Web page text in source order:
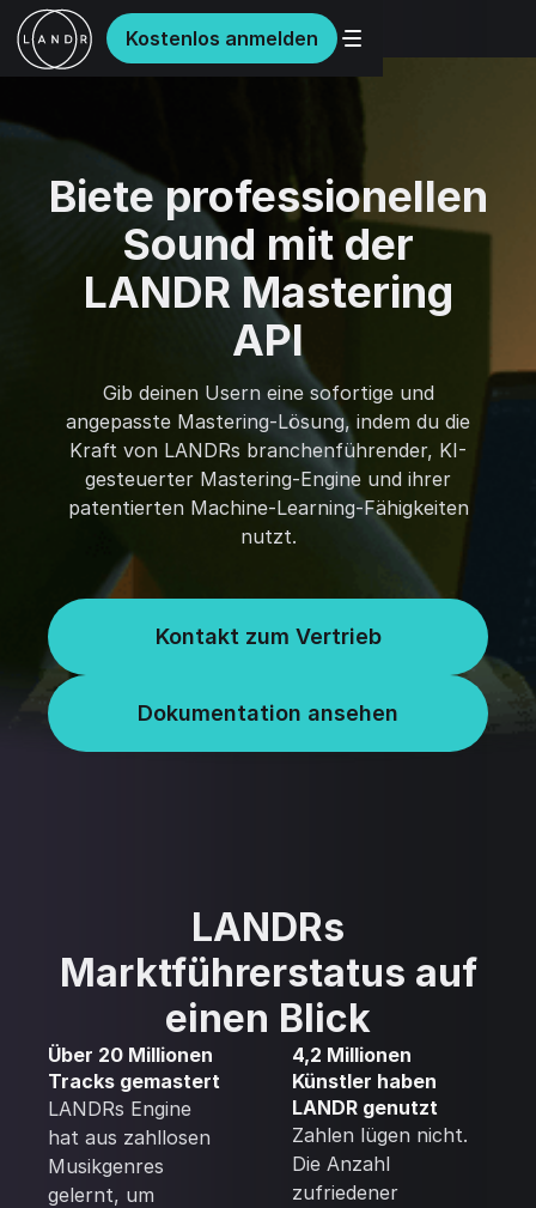
Kostenlos anmelden
Biete professionellen
Sound mit der
LANDR Mastering
API
Gib deinen Usern eine sofortige und
angepasste Mastering-Lösung, indem du die
Kraft von LANDRs branchenführender, KI-
gesteuerter Mastering-Engine und ihrer
patentierten Machine-Learning-Fähigkeiten
nutzt.
Kontakt zum Vertrieb
Dokumentation ansehen
LANDRs
Marktführerstatus auf
einen Blick
Über 20 Millionen
Tracks gemastert
LANDRs Engine
hat aus zahllosen
Musikgenres
gelernt, um
4,2 Millionen
Künstler haben
LANDR genutzt
Zahlen lügen nicht.
Die Anzahl
zufriedener